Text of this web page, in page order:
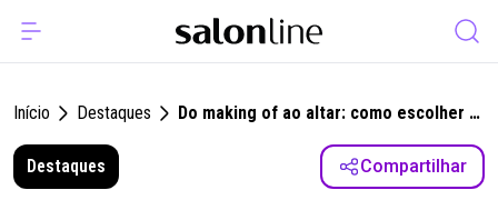
Início Destaques
Do making of ao altar: como escolher o
penteado ideal para cabelo cacheado
Destaques
Compartilhar